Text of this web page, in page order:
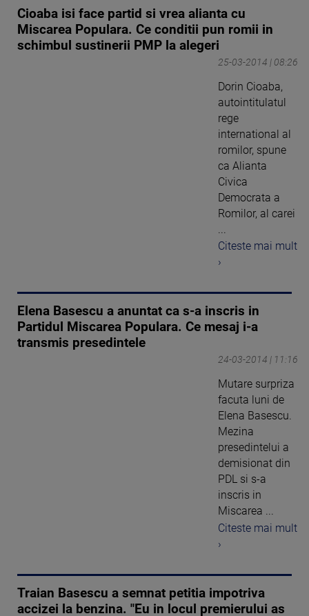
Cioaba isi face partid si vrea alianta cu
Miscarea Populara. Ce conditii pun romii in
schimbul sustinerii PMP la alegeri
25-03-2014 | 08:26
Dorin Cioaba,
autointitulatul
rege
international al
romilor, spune
ca Alianta
Civica
Democrata a
Romilor, al carei
Citeste mai mult
›
Elena Basescu a anuntat ca s-a inscris in
Partidul Miscarea Populara. Ce mesaj i-a
transmis presedintele
24-03-2014 | 11:16
Mutare surpriza
facuta luni de
Elena Basescu.
Mezina
presedintelui a
demisionat din
PDL si s-a
inscris in
Miscarea ...
Citeste mai mult
›
Traian Basescu a semnat petitia impotriva
accizei la benzina. "Eu in locul premierului as